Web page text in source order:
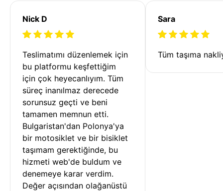
Nick D
Teslimatımı düzenlemek için
bu platformu keşfettiğim
için çok heyecanlıyım. Tüm
süreç inanılmaz derecede
sorunsuz geçti ve beni
tamamen memnun etti.
Bulgaristan'dan Polonya'ya
bir motosiklet ve bir bisiklet
taşımam gerektiğinde, bu
hizmeti web'de buldum ve
denemeye karar verdim.
Değer açısından olağanüstü
Sara
Tüm taşıma